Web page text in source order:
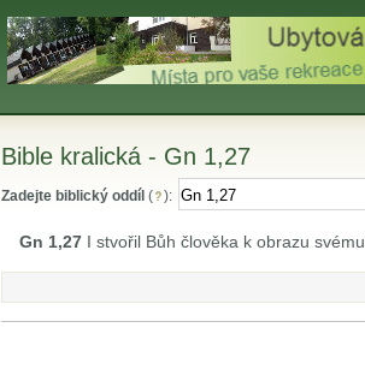
Bible kralická - Gn 1,27
Zadejte biblický oddíl ( ):
Gn 1,27 I stvořil Bůh člověka k obrazu svému